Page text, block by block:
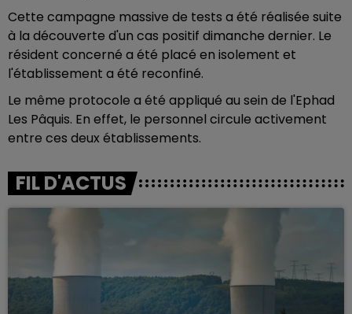
Cette campagne massive de tests a été réalisée suite
à la découverte d'un cas positif dimanche dernier. Le
résident concerné a été placé en isolement et
l'établissement a été reconfiné.
Le même protocole a été appliqué au sein de l'Ephad
Les Pâquis. En effet, le personnel circule activement
entre ces deux établissements.
FIL D'ACTUS